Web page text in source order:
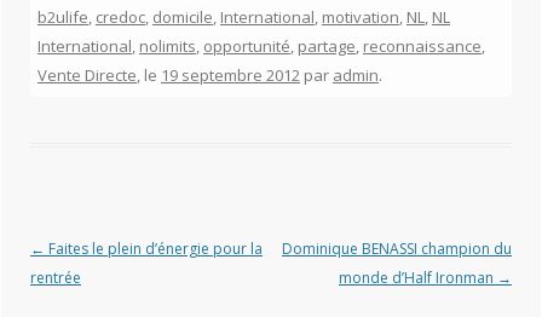
b2ulife, credoc, domicile, International, motivation, NL, NL
International, nolimits, opportunité, partage, reconnaissance,
Vente Directe, le 19 septembre 2012 par admin.
Navigation des articles
← Faites le plein d’énergie pour la
rentrée
Dominique BENASSI champion du
monde d’Half Ironman →